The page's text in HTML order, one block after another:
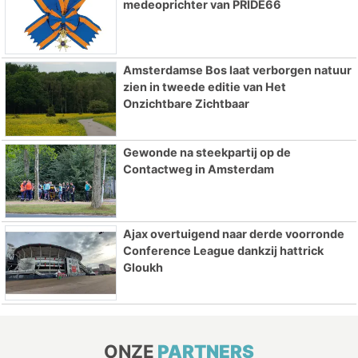
medeoprichter van PRIDE66
Amsterdamse Bos laat verborgen natuur
zien in tweede editie van Het
Onzichtbare Zichtbaar
Gewonde na steekpartij op de
Contactweg in Amsterdam
Ajax overtuigend naar derde voorronde
Conference League dankzij hattrick
Gloukh
ONZE PARTNERS